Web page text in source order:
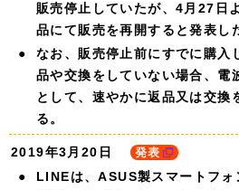
販売停止していたが、4月27日
品にて販売を再開すると発表し
なお、販売停止前にすでに購入
品や交換をしていない場合、電
として、速やかに返品又は交換
る。
2019年3月20日 発表
LINEは、ASUS製スマートフ